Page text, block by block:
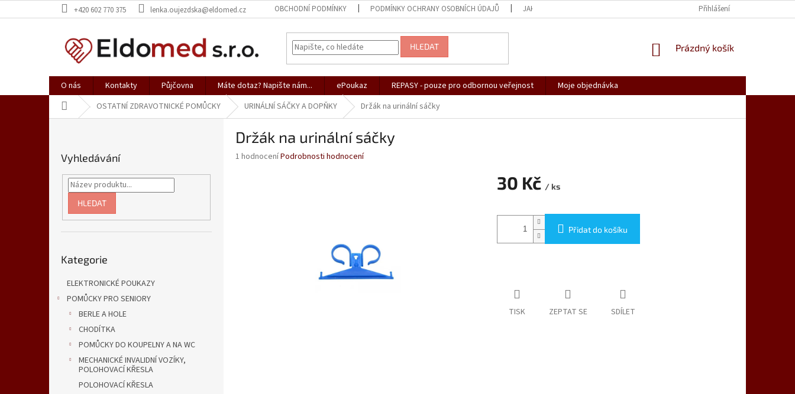
na
+420 602 770 375 lenka.oujezdska@eldomed.cz OBCHODNÍ PODMÍNKY PODMÍNKY OCHRANY OSOBNÍCH ÚDAJŮ JAK NAKUPOVAT REKLAMACE, VRÁCENÍ ZBOŽÍ
Přihlášení
HLEDAT
NÁKUPNÍ
Prázdný košík
O nás Kontakty Půjčovna Máte dotaz? Napište nám... ePoukaz REPASY - pouze pro odbornou veřejnost
Moje objednávka
Domů OSTATNÍ ZDRAVOTNICKÉ POMŮCKY URINÁLNÍ SÁČKY A DOPŇKY Držák na urinální sáčky
Vyhledávání
HLEDAT
kategorie
Kategorie
ELEKTRONICKÉ POUKAZY
POMŮCKY PRO SENIORY
BERLE A HOLE
CHODÍTKA
POMŮCKY DO KOUPELNY A NA WC
MECHANICKÉ INVALIDNÍ VOZÍKY,
POLOHOVACÍ KŘESLA
POLOHOVACÍ KŘESLA
Držák na urinální sáčky
Průměrné
1 hodnoceníPodrobnosti hodnocení
30 Kč / ks
cena:
Přidat do košíku
TISK ZEPTAT SE SDÍLET